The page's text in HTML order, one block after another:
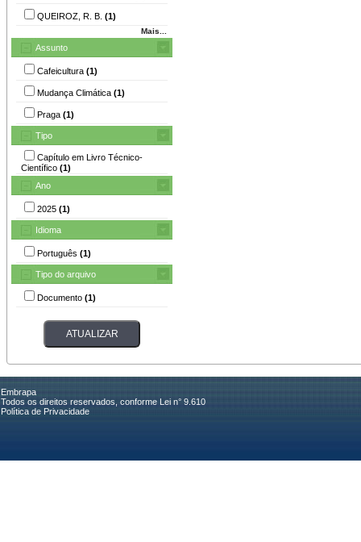
QUEIROZ, R. B. (1)
Mais...
Assunto
Cafeicultura (1)
Mudança Climática (1)
Praga (1)
Tipo
Capítulo em Livro Técnico-
Científico (1)
Ano
2025 (1)
Idioma
Português (1)
Tipo do arquivo
Documento (1)
Embrapa
Todos os direitos reservados, conforme Lei n° 9.610
Política de Privacidade